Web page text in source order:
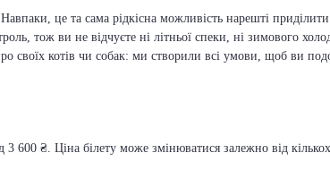
це та сама рідкісна можливість нарешті
тож ви не відчуєте ні літньої спеки, ні зимового
своїх котів чи собак: ми створили всі умови, щоб ви
600 ₴. Ціна білету може змінюватися залежно від